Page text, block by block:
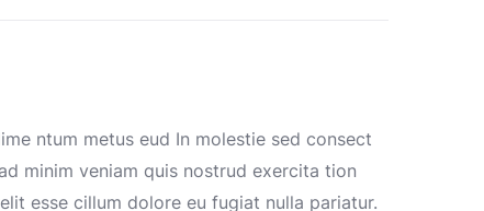
ntum metus eud In molestie sed consect
minim veniam quis nostrud exercita tion
esse cillum dolore eu fugiat nulla pariatur.